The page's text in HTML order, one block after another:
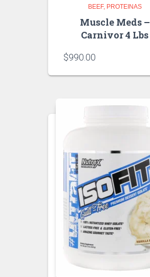
BEEF PROTEINAS
Muscle Meds –
Carnivor 4 Lbs
$990.00